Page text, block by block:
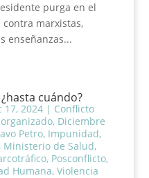
purga en el
marxistas,
enseñanzas...
cuándo?
17, 2024| Conflicto
, Diciembre
Petro, Impunidad,
, Ministerio de Salud,
, Posconflicto,
Humana, Violencia